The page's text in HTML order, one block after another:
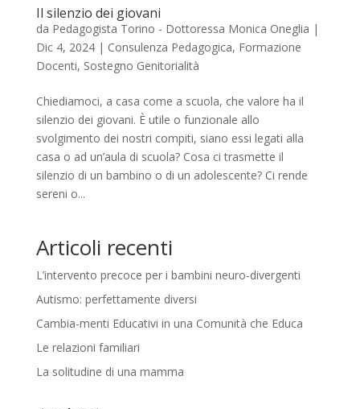
Il silenzio dei giovani
da Pedagogista Torino - Dottoressa Monica Oneglia |
Dic 4, 2024| Consulenza Pedagogica, Formazione
Docenti, Sostegno Genitorialità
Chiediamoci, a casa come a scuola, che valore ha il
silenzio dei giovani. È utile o funzionale allo
svolgimento dei nostri compiti, siano essi legati alla
casa o ad un’aula di scuola? Cosa ci trasmette il
silenzio di un bambino o di un adolescente? Ci rende
sereni o...
Articoli recenti
L’intervento precoce per i bambini neuro-divergenti
Autismo: perfettamente diversi
Cambia-menti Educativi in una Comunità che Educa
Le relazioni familiari
La solitudine di una mamma